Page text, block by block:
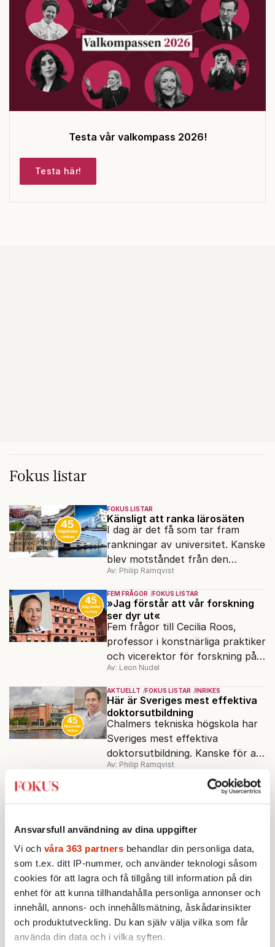
Ansvarsfull användning av dina uppgifter
Vi och våra 363 partners behandlar din personliga data,
som t.ex. ditt IP-nummer, och använder teknologi såsom
cookies för att lagra och få tillgång till information på din
enhet för att kunna tillhandahålla personliga annonser och
innehåll, annons- och innehållsmätning, åskådarinsikter
och produktutveckling. Du kan själv välja vilka som får
använda din data och i vilka syften.
Testa vår valkompass 2026!
Testa här!
Fokus listar
FOKUS LISTAR
Känsligt att ranka lärosäten
I dag är det få som tar fram
rankningar av universitet. Kanske
blev motståndet från den
akademiska världen för stort.
Av: Philip Ramqvist
FEM FRÅGOR FOKUS LISTAR
»Jag förstår att vår forskning
ser dyr ut«
Fem frågor till Cecilia Roos,
professor i konstnärliga praktiker
och vicerektor för forskning på
Stockholms konstnärliga
högskola, angående forskningen
och kritiken i medier.
Av: Leon Nudel
AKTUELLT FOKUS LISTAR INRIKES
Här är Sveriges mest effektiva
doktorsutbildning
Chalmers tekniska högskola har
Sveriges mest effektiva
doktorsutbildning. Kanske för att
man hämtat inspiration från
Av: Philip Ramqvist
INRIKES
Topplista: Här är högskolorna
Fokus har rankat Sveriges
högskolor och universitet med
utgångspunkt i studenternas
behov. Den 15 april ska anmälan
vara inne.
Av: Redaktionen
FOKUS LISTAR KULTUR
52 klassiker du bör läsa under
2021
Att gå tio tusen steg om dagen
påstås i dag vara nödvändigt. Hur